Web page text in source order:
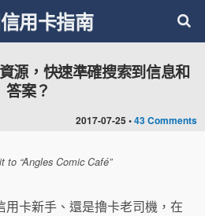
用卡指南
2017-07-25 •43 Comments
源，快速準確搜索到信息和
答案？
to “Angles Comic Café”
卡新手、還是擼卡老司機，在